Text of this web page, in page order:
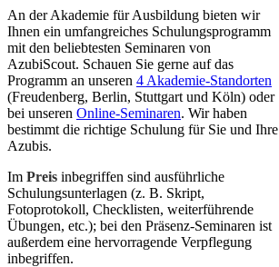
An der Akademie für Ausbildung bieten wir
Ihnen ein umfangreiches Schulungsprogramm
mit den beliebtesten Seminaren von
AzubiScout. Schauen Sie gerne auf das
Programm an unseren 4 Akademie-Standorten
(Freudenberg, Berlin, Stuttgart und Köln) oder
bei unseren Online-Seminaren. Wir haben
bestimmt die richtige Schulung für Sie und Ihre
Azubis.
Im Preis inbegriffen sind ausführliche
Schulungsunterlagen (z. B. Skript,
Fotoprotokoll, Checklisten, weiterführende
Übungen, etc.); bei den Präsenz-Seminaren ist
außerdem eine hervorragende Verpflegung
inbegriffen.